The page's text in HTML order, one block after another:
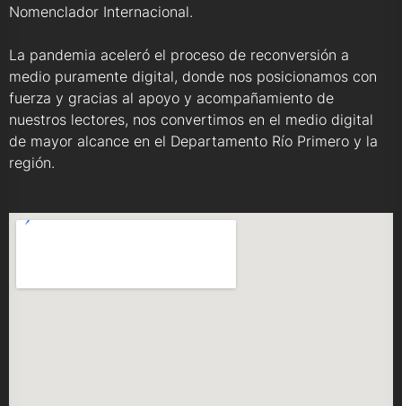
Nomenclador Internacional.
La pandemia aceleró el proceso de reconversión a
medio puramente digital, donde nos posicionamos con
fuerza y gracias al apoyo y acompañamiento de
nuestros lectores, nos convertimos en el medio digital
de mayor alcance en el Departamento Río Primero y la
región.